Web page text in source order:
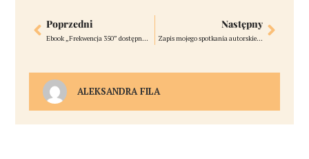
Poprzedni
Ebook „Frekwencja 350” dostępny na Legimi i w Empiku – linki
Następny
Zapis mojego spotkania autorskiego
ALEKSANDRA FILA